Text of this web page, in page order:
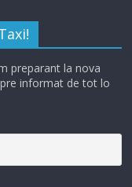
preparant la nova
informat de tot lo